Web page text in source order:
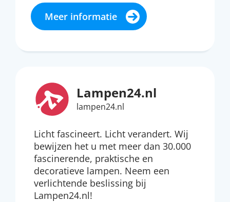
Meer informatie
Lampen24.nl
lampen24.nl
Licht fascineert. Licht verandert. Wij
bewijzen het u met meer dan 30.000
fascinerende, praktische en
decoratieve lampen. Neem een
verlichtende beslissing bij
Lampen24.nl!